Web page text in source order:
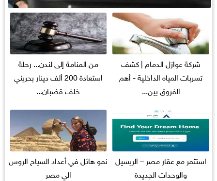
شركة عوازل الدمام | كشف
تسربات المياه الداخلية - أهم
الفروق بين...
من المنامة إلى لندن... رحلة
استعادة 200 ألف دينار بحريني
خلف قضبان...
استثمر مع عقار مصر – الريسيل
والوحدات الجديدة
نمو هائل في أعداد السياح الروس
الي مصر